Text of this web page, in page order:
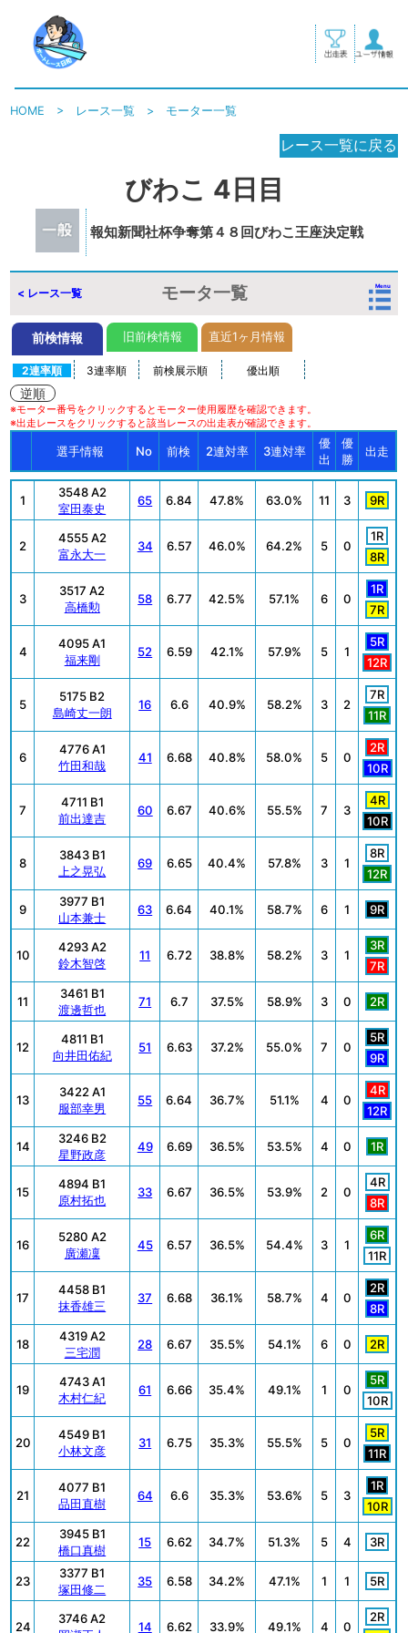
HOME > レース一覧 > モーター一覧
レース一覧に戻る
びわこ 4日目
報知新聞社杯争奪第４８回びわこ王座決定戦
< レース一覧 モータ一覧 Menu
前検情報 旧前検情報 直近1ヶ月情報
2連率順 3連率順 前検展示順 優出順
逆順
※モーター番号をクリックするとモーター使用履歴を確認できます。
※出走レースをクリックすると該当レースの出走表が確認できます。
選手情報 No 前検 2連対率 3連対率
優
出
優
勝
出走
1
3548 A2
室田泰史
65 6.84 47.8% 63.0% 11 3 9R
2
4555 A2
富永大一
34 6.57 46.0% 64.2% 5 0
1R
8R
3
3517 A2
高橋勲
58 6.77 42.5% 57.1% 6 0
1R
7R
4
4095 A1
福来剛
52 6.59 42.1% 57.9% 5 1
5R
12R
5
5175 B2
島崎丈一朗
16 6.6 40.9% 58.2% 3 2
7R
11R
6
4776 A1
竹田和哉
41 6.68 40.8% 58.0% 5 0
2R
10R
7
4711 B1
前出達吉
60 6.67 40.6% 55.5% 7 3
4R
10R
8
3843 B1
上之晃弘
69 6.65 40.4% 57.8% 3 1
8R
12R
9
3977 B1
山本兼士
63 6.64 40.1% 58.7% 6 1 9R
10
4293 A2
鈴木智啓
11 6.72 38.8% 58.2% 3 1
3R
7R
11
3461 B1
渡邊哲也
71 6.7 37.5% 58.9% 3 0 2R
12
4811 B1
向井田佑紀
51 6.63 37.2% 55.0% 7 0
5R
9R
13
3422 A1
服部幸男
55 6.64 36.7% 51.1% 4 0
4R
12R
14
3246 B2
星野政彦
49 6.69 36.5% 53.5% 4 0 1R
15
4894 B1
原村拓也
33 6.67 36.5% 53.9% 2 0
4R
8R
16
5280 A2
廣瀬凜
45 6.57 36.5% 54.4% 3 1
6R
11R
17
4458 B1
抹香雄三
37 6.68 36.1% 58.7% 4 0
2R
8R
18
4319 A2
三宅潤
28 6.67 35.5% 54.1% 6 0 2R
19
4743 A1
木村仁紀
61 6.66 35.4% 49.1% 1 0
5R
10R
20
4549 B1
小林文彦
31 6.75 35.3% 55.5% 5 0
5R
11R
21
4077 B1
品田直樹
64 6.6 35.3% 53.6% 5 3
1R
10R
22
3945 B1
橋口真樹
15 6.62 34.7% 51.3% 5 4 3R
23
3377 B1
塚田修二
35 6.58 34.2% 47.1% 1 1 5R
24
3746 A2
14 6.62 33.9% 49.1% 4 0
2R